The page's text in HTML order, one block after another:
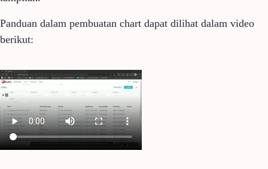
Panduan dalam pembuatan chart dapat dilihat dalam video
berikut: